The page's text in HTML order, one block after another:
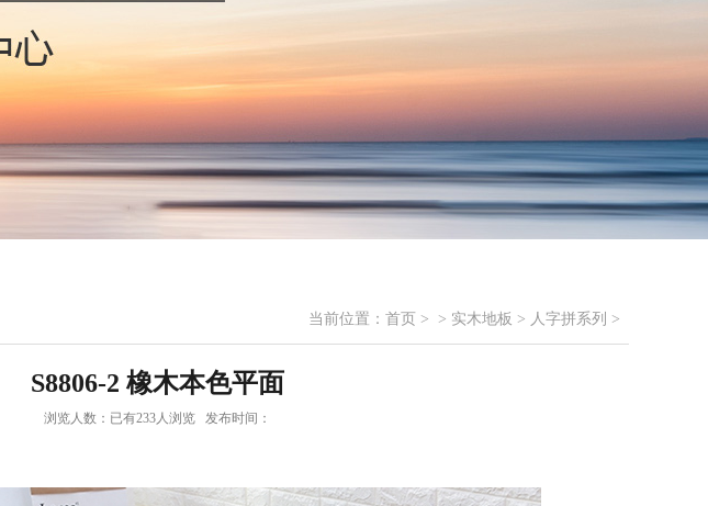
当前位置： 首页 > > 实木地板 > 人字拼系列 >
S8806-2 橡木本色平面
浏览人数：已有233人浏览 发布时间：